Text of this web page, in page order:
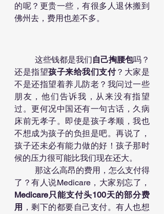
的呢？更贵一些，有很多人退休搬到
佛州去，费用也差不多。
	这些钱都是我们
自己掏腰包吗？
还是指望孩子来给我们支付？大家是
不是还指望着养儿防老？我问过一些
朋友，他们告诉我，从来没有指望
过。更何况中国还有一句古话，久病
床前无孝子。即使是孩子孝顺，我也
不想成为孩子的负担是吧。再说了，
孩子还未必有能力做的好！孩子那时
候的压力很可能比我们现在还大。
了？有人说Medicare，大家别忘了，
Medicare只能支付头100天的部分费
用 ，剩下的都要自己支付。有人也想